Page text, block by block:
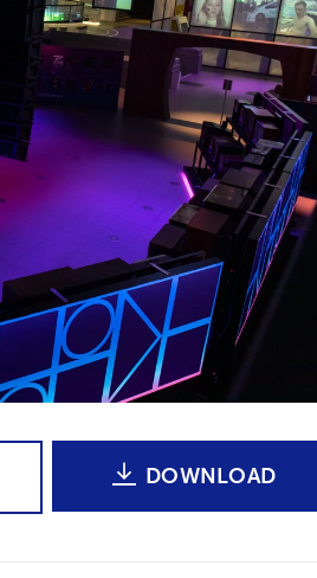
DOWNLOAD